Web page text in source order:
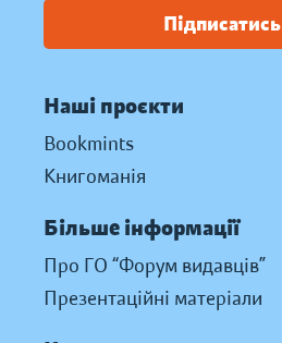
Підписатись
Наші проєкти
Bookmints
Книгоманія
Більше інформації
Про ГО “Форум видавців”
Презентаційні матеріали